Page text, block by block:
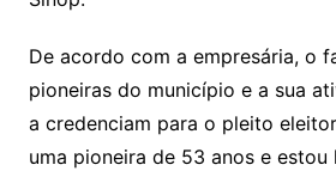
m
l
De acordo com a empresária, o
pioneiras do município e a sua
a credenciam para o pleito
uma pioneira de 53 anos e estou